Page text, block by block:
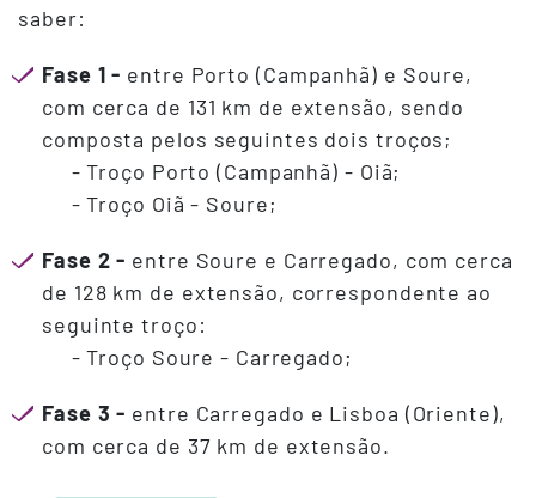
saber:
Fase 1 - entre Porto (Campanhã) e Soure,
com cerca de 131 km de extensão, sendo
composta pelos seguintes dois troços;
- Troço Porto (Campanhã) - Oiã;
- Troço Oiã - Soure;
Fase 2 - entre Soure e Carregado, com cerca
de 128 km de extensão, correspondente ao
seguinte troço:
- Troço Soure - Carregado;
Fase 3 - entre Carregado e Lisboa (Oriente),
com cerca de 37 km de extensão.